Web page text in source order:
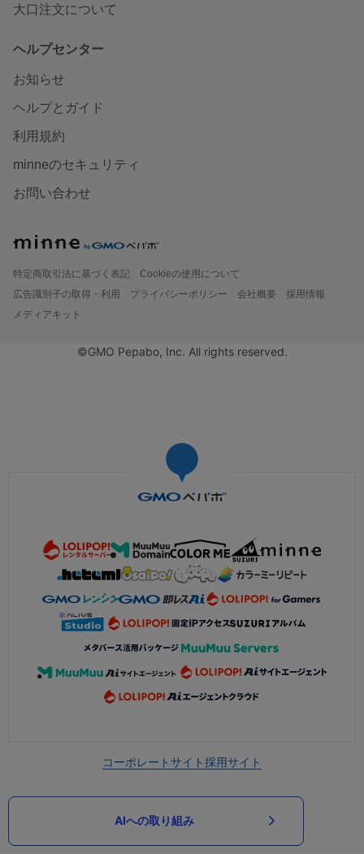
大口注文について
ヘルプセンター
お知らせ
ヘルプとガイド
利用規約
minneのセキュリティ
お問い合わせ
特定商取引法に基づく表記
Cookieの使用について
広告識別子の取得・利用
プライバシーポリシー 会社概要
採用情報
メディアキット
©GMO Pepabo, Inc. All rights reserved.
コーポレートサイト採用サイト
AIへの取り組み